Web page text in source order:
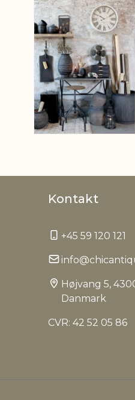
View
Kontakt
+45 59 120 121
Højvang 5,
Danmark
CVR: 42 52 05 86